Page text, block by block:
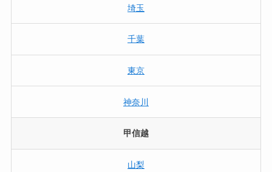
埼玉
千葉
東京
神奈川
甲信越
山梨